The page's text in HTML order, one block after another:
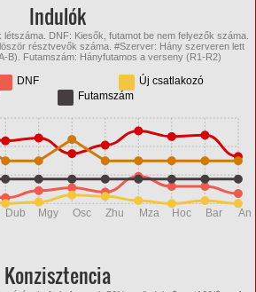
Indulók
DNF: Kiesők, futamot be nem felyezők száma.
résztvevők száma. #Szerver: Hány szerveren lett
B). Futamszám: Hányfutamos a verseny (R1-R2)
DNF
Új csatlakozó
Futamszám
Dub Mgy Osc Zhu Mza Hoc Bar
Konzisztencia